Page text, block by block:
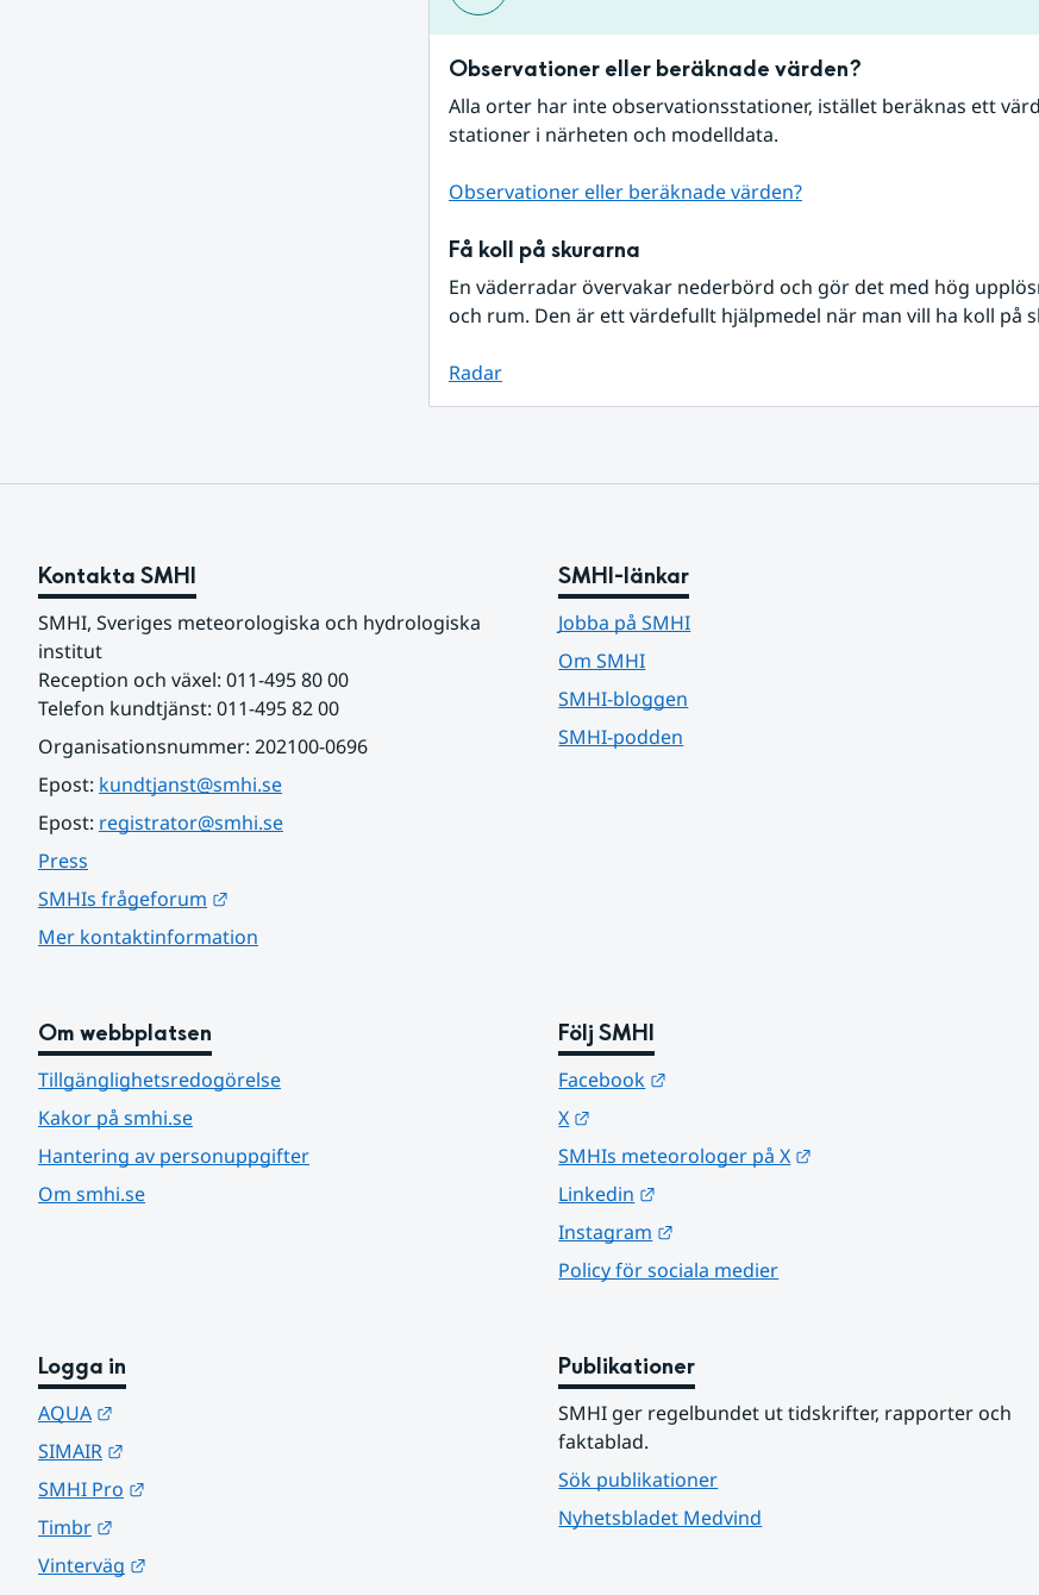
Observationer eller beräknade värden?
Alla orter har inte observationsstationer, istället beräknas ett
stationer i närheten och modelldata.
Observationer eller beräknade värden?
Få koll på skurarna
En väderradar övervakar nederbörd och gör det med hög
och rum. Den är ett värdefullt hjälpmedel när man vill ha koll på
Radar
Kontakta SMHI
SMHI, Sveriges meteorologiska och hydrologiska
institut
Reception och växel: 011-495 80 00
Telefon kundtjänst: 011-495 82 00
Organisationsnummer: 202100-0696
Epost: kundtjanst@smhi.se
Epost: registrator@smhi.se
Press
SMHIs frågeforum
Mer kontaktinformation
SMHI-länkar
Jobba på SMHI
Om SMHI
SMHI-bloggen
SMHI-podden
Om webbplatsen
Tillgänglighetsredogörelse
Kakor på smhi.se
Hantering av personuppgifter
Om smhi.se
Följ SMHI
Facebook
X
SMHIs meteorologer på X
Linkedin
Instagram
Policy för sociala medier
Logga in
AQUA
SIMAIR
SMHI Pro
Timbr
Vinterväg
Publikationer
SMHI ger regelbundet ut tidskrifter, rapporter och
faktablad.
Sök publikationer
Nyhetsbladet Medvind